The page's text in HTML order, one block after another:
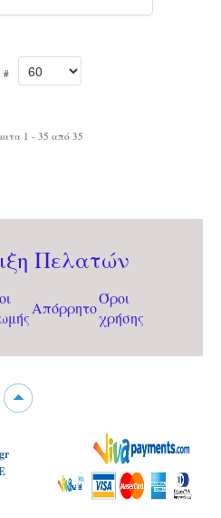
#
1 - 35 από 35
Πελατών
Απόρρητο
Όροι
χρήσης